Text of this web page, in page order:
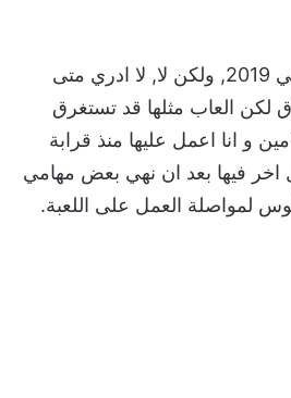
اللعب ستصبح جاهزة في 2019, ولكن لا, لا ادري متى
العاب مثلها قد تستغرق
و انا اعمل عليها منذ قرابة
فيها بعد ان نهي بعض مهامي
لمواصلة العمل على اللعبة.